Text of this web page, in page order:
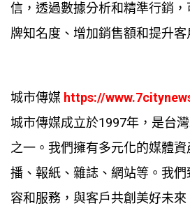
信，透過數據分析和精準行銷
牌知名度、增加銷售額和提升客
城市傳媒 https://
城市傳媒成立於1997年，是台
之一。我們擁有多元化的媒體
播、報紙、雜誌、網站等。我
容和服務，與客戶共創美好未來